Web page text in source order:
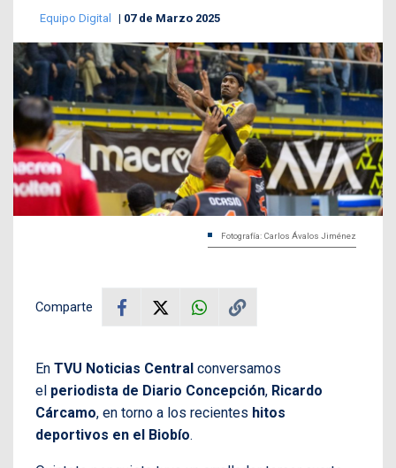
Equipo Digital 07 de Marzo 2025
Fotografía: Carlos Ávalos Jiménez
Comparte
En TVU Noticias Central conversamos
el periodista de Diario Concepción, Ricardo
Cárcamo, en torno a los recientes hitos
deportivos en el Biobío.